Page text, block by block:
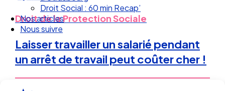
Droit Social : 60 min Recap’
Nos articles
Nous suivre
Droit de la Protection Sociale
Laisser travailler un salarié pendant
un arrêt de travail peut coûter cher !